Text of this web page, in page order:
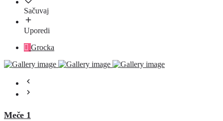
Sačuvaj
Uporedi
Grocka
Meče 1